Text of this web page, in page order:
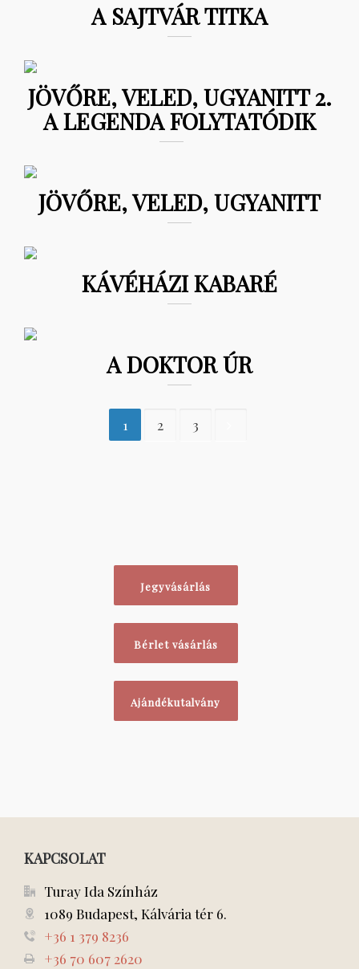
A SAJTVÁR TITKA
JÖVŐRE, VELED, UGYANITT 2.
A LEGENDA FOLYTATÓDIK
JÖVŐRE, VELED, UGYANITT
KÁVÉHÁZI KABARÉ
A DOKTOR ÚR
1 2 3
Jegyvásárlás
Bérlet vásárlás
Ajándékutalvány
KAPCSOLAT
Turay Ida Színház
1089 Budapest, Kálvária tér 6.
+36 1 379 8236
+36 70 607 2620